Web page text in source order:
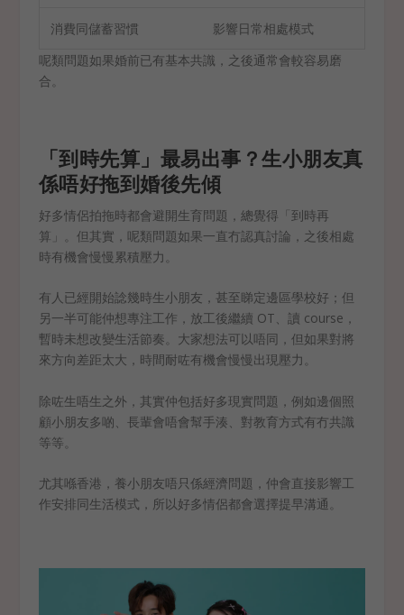
消費同儲蓄習慣
影響日常相處模式
呢類問題如果婚前已有基本共識，之後通常會較容易磨
合。
「到時先算」最易出事？生小朋友真
係唔好拖到婚後先傾
好多情侶拍拖時都會避開生育問題，總覺得「到時再
算」。但其實，呢類問題如果一直冇認真討論，之後相處
時有機會慢慢累積壓力。
有人已經開始諗幾時生小朋友，甚至睇定邊區學校好；但
另一半可能仲想專注工作，放工後繼續 OT、讀 course，
暫時未想改變生活節奏。大家想法可以唔同，但如果對將
來方向差距太大，時間耐咗有機會慢慢出現壓力。
除咗生唔生之外，其實仲包括好多現實問題，例如邊個照
顧小朋友多啲、長輩會唔會幫手湊、對教育方式有冇共識
等等。
尤其喺香港，養小朋友唔只係經濟問題，仲會直接影響工
作安排同生活模式，所以好多情侶都會選擇提早溝通。